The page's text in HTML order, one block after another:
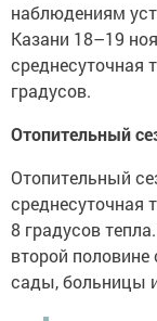
наблюдениям
Казани 18–19
среднесуточная
градусов.
Отопительный
Отопительный
среднесуточная
8 градусов
второй половине
сады, больницы